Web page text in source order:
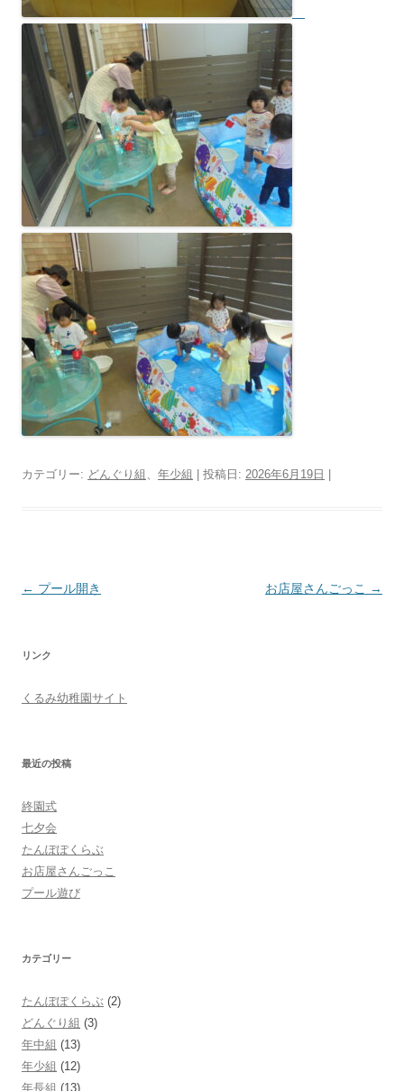
カテゴリー: どんぐり組 、 年少組 | 投稿日: 2026年6月19日
投
ビ
ョ
← プール開き お店屋さんごっこ →
リンク
くるみ幼稚園サイト
最近の投稿
終園式
七夕会
たんぽぽくらぶ
お店屋さんごっこ
プール遊び
カテゴリー
たんぽぽくらぶ (2)
どんぐり組 (3)
年中組 (13)
年少組 (12)
年長組 (13)